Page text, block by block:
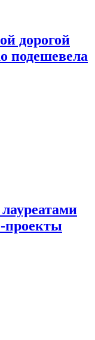
дорогой
подешевела
проекты